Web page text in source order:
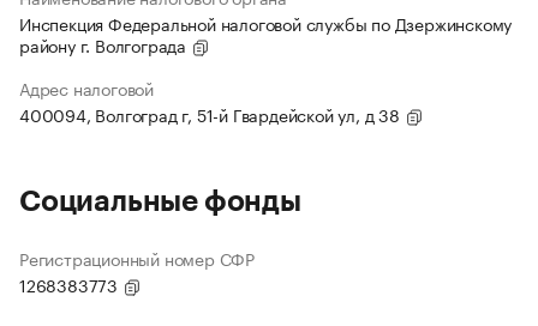
Инспекция Федеральной налоговой службы по Дзержинскому
району г. Волгограда
Адрес налоговой
400094, Волгоград г, 51-й Гвардейской ул, д 38
Социальные фонды
Регистрационный номер СФР
1268383773